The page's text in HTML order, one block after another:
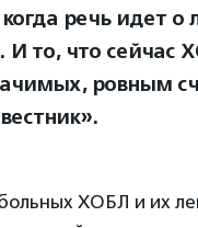
речь идет о
И то, что сейчас
ровным
ХОБЛ и их